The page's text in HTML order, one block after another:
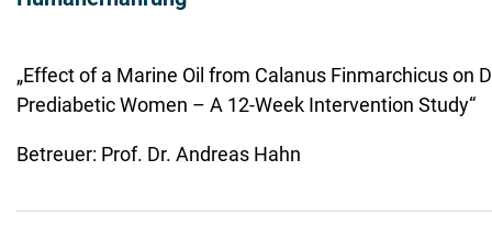
„Effect of a Marine Oil from Calanus Finmarchicus on
Prediabetic Women – A 12-Week Intervention Study“
Betreuer: Prof. Dr. Andreas Hahn